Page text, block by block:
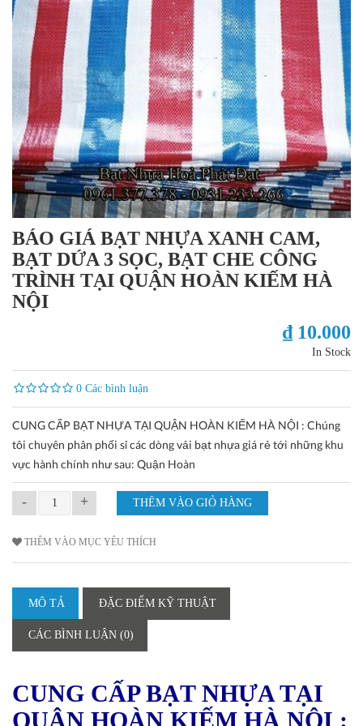
BÁO GIÁ BẠT NHỰA XANH CAM,
BẠT DỨA 3 SỌC, BẠT CHE CÔNG
TRÌNH TẠI QUẬN HOÀN KIẾM HÀ
NỘI
₫ 10.000
In Stock
0 Các bình luận
CUNG CẤP BẠT NHỰA TẠI QUẬN HOÀN KIẾM HÀ NỘI : Chúng
tôi chuyên phân phối sỉ các dòng vải bạt nhựa giá rẻ tới những khu
vực hành chính như sau: Quận Hoàn
- +
THÊM VÀO MỤC YÊU THÍCH
MÔ TẢ ĐẶC ĐIỂM KỸ THUẬT
CÁC BÌNH LUẬN (0)
CUNG CẤP BẠT NHỰA TẠI
QUẬN HOÀN KIẾM HÀ NỘI :